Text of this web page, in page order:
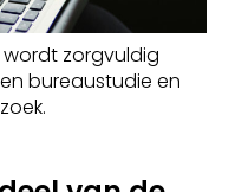
zorgvuldig
bureaustudie en